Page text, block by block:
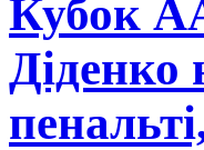
Кубок
Діденко